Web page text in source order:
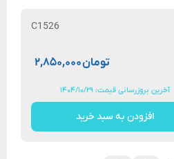
C1526
۲,۸۵۰,۰۰۰تومان
آخرین بروزرسانی قیمت: ۱۴۰۴/۱۰/۲۹
افزودن به سبد خرید